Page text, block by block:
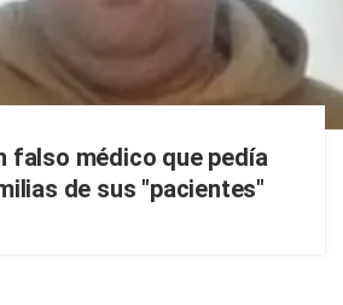
falso médico que pedía
de sus "pacientes"